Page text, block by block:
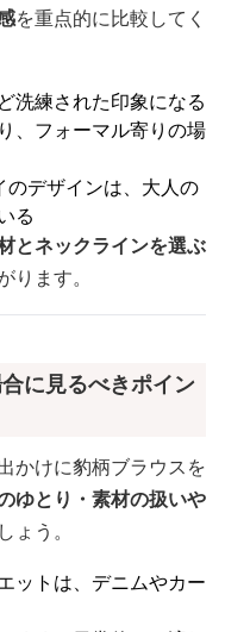
を重点的に比較してく
洗練された印象になる
、フォーマル寄りの場
のデザインは、大人の
る
とネックラインを選ぶ
ます。
に見るべきポイン
かけに豹柄ブラウスを
ゆとり・素材の扱いや
ょう。
ットは、デニムやカー